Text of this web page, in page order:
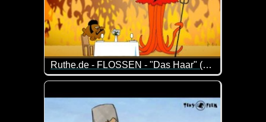
Ruthe.de - FLOSSEN - "Das Haar" (Folge 16)
Episode 16 der Serie um zwei Dudes mit Kiemen